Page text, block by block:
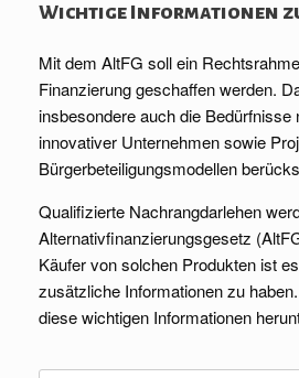
Wichtige Informationen
Mit dem AltFG soll ein
Finanzierung geschaffen werden.
insbesondere auch die Bedürfnisse
innovativer Unternehmen sowie
Bürgerbeteiligungsmodellen
Qualifizierte Nachrangdarlehen
Alternativfinanzierungsgesetz
Käufer von solchen Produkten ist
zusätzliche Informationen zu
diese wichtigen Informationen